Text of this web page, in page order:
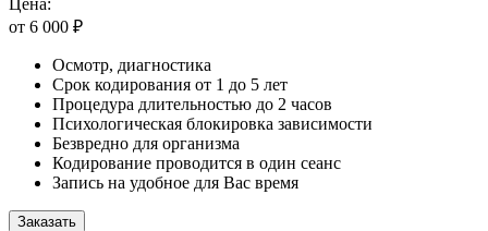
от 6 000 ₽
Осмотр, диагностика
Срок кодирования от 1 до 5 лет
Процедура длительностью до 2 часов
Психологическая блокировка зависимости
Безвредно для организма
Кодирование проводится в один сеанс
Запись на удобное для Вас время
Заказать